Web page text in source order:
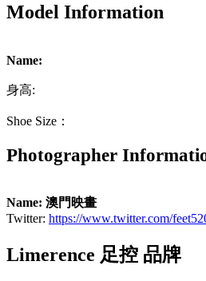
Model Information
Name:
身高:
Shoe Size：
Photographer
Name: 澳門映畫
Twitter: https://www.twitter.com/
Limerence 足控 品牌